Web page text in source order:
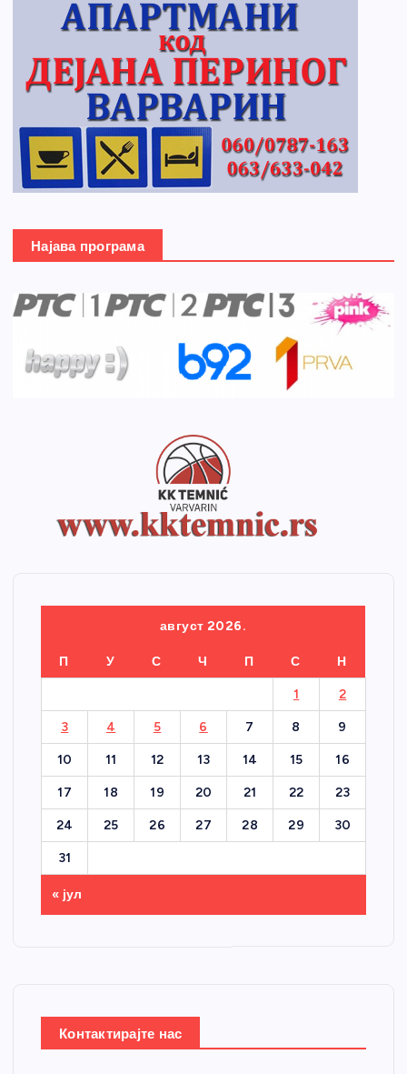
Најава програма
август 2026.
П У С Ч П С Н
1 2
3 4 5 6 7 8 9
10 11 12 13 14 15 16
17 18 19 20 21 22 23
24 25 26 27 28 29 30
31
« јул
Контактирајте нас